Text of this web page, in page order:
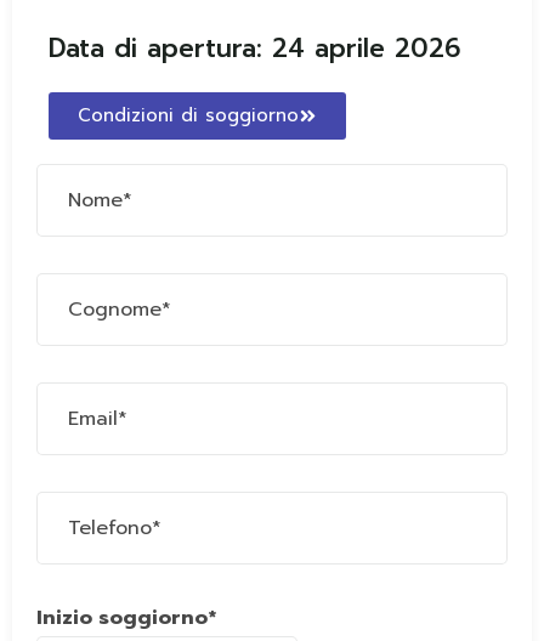
Data di apertura: 24 aprile 2026
Condizioni di soggiorno
Inizio soggiorno*